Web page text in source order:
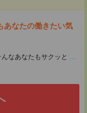
あなたの働きたい気
なあなたもサクッと ...